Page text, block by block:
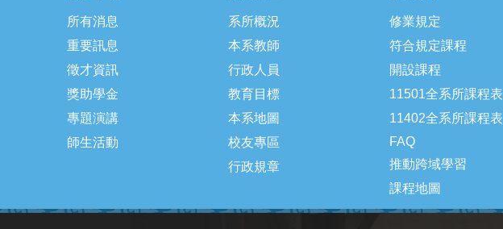
所有消息
重要訊息
徵才資訊
獎助學金
專題演講
師生活動
系所概況
本系教師
行政人員
教育目標
本系地圖
校友專區
行政規章
修業規定
符合規定課程
開設課程
11501全系所課程表
11402全系所課程表
FAQ
推動跨域學習
課程地圖